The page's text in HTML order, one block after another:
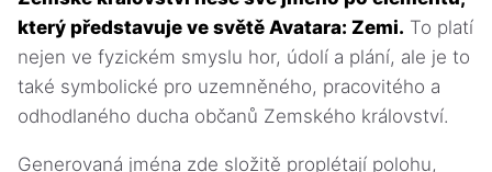
který představuje ve světě Avatara: Zemi. To platí
nejen ve fyzickém smyslu hor, údolí a plání, ale je to
také symbolické pro uzemněného, pracovitého a
odhodlaného ducha občanů Zemského království.
Generovaná jména zde složitě proplétají polohu,